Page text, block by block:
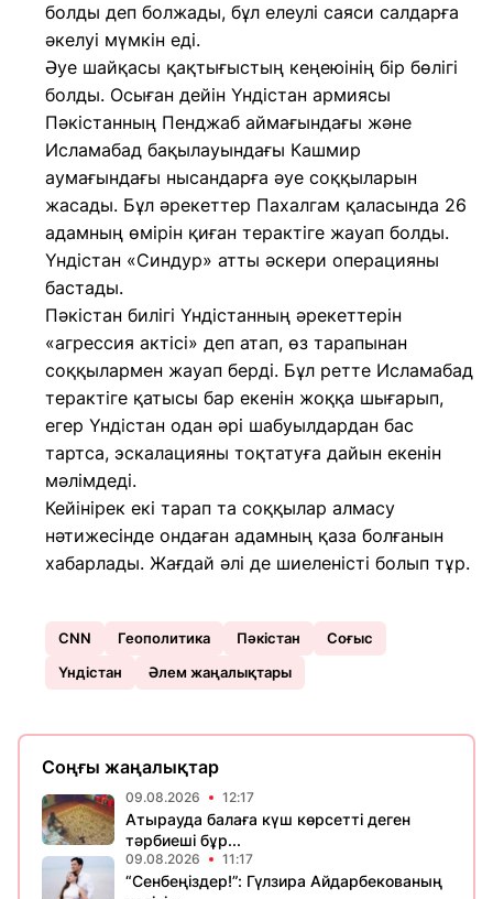
болды деп болжады, бұл елеулі саяси салдарға
әкелуі мүмкін еді.
Әуе шайқасы қақтығыстың кеңеюінің бір бөлігі
болды. Осыған дейін Үндістан армиясы
Пәкістанның Пенджаб аймағындағы және
Исламабад бақылауындағы Кашмир
аумағындағы нысандарға әуе соққыларын
жасады. Бұл әрекеттер Пахалгам қаласында 26
адамның өмірін қиған терактіге жауап болды.
Үндістан «Синдур» атты әскери операцияны
бастады.
Пәкістан билігі Үндістанның әрекеттерін
«агрессия актісі» деп атап, өз тарапынан
соққылармен жауап берді. Бұл ретте Исламабад
терактіге қатысы бар екенін жоққа шығарып,
егер Үндістан одан әрі шабуылдардан бас
тартса, эскалацияны тоқтатуға дайын екенін
мәлімдеді.
Кейінірек екі тарап та соққылар алмасу
нәтижесінде ондаған адамның қаза болғанын
хабарлады. Жағдай әлі де шиеленісті болып тұр.
CNN Геополитика Пәкістан
Соғыс
Үндістан
Әлем жаңалықтары
Соңғы жаңалықтар
09.08.2026 12:17
Атырауда балаға күш көрсетті деген
тәрбиеші бұр...
09.08.2026 11:17
“Сенбеңіздер!”: Гүлзира Айдарбекованың